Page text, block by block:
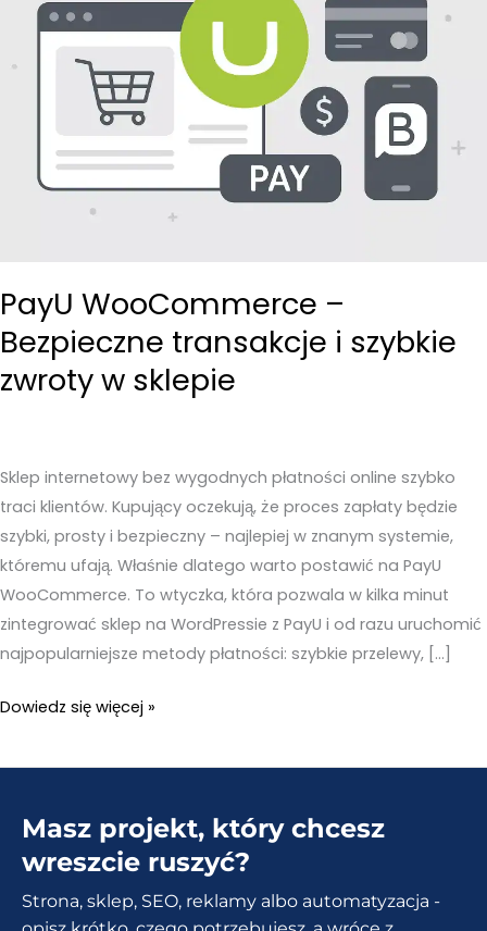
PayU WooCommerce –
Bezpieczne transakcje i szybkie
zwroty w sklepie
Sklep internetowy bez wygodnych płatności online szybko
traci klientów. Kupujący oczekują, że proces zapłaty będzie
szybki, prosty i bezpieczny – najlepiej w znanym systemie,
któremu ufają. Właśnie dlatego warto postawić na PayU
WooCommerce. To wtyczka, która pozwala w kilka minut
zintegrować sklep na WordPressie z PayU i od razu uruchomić
najpopularniejsze metody płatności: szybkie przelewy, […]
PayU
–
transakcje
zwroty
Dowiedz się więcej »
Masz projekt, który chcesz
wreszcie ruszyć?
Strona, sklep, SEO, reklamy albo automatyzacja -